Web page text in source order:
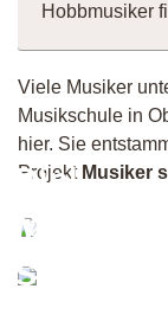
Hobbmusiker
Viele Musiker
Musikschule in
hier. Sie
Projekt Musiker
Dipl.-
Musiker
Saxophon